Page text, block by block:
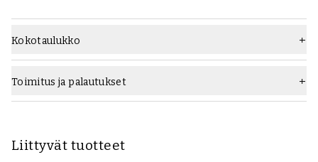
Kokotaulukko
Toimitus ja palautukset
Liittyvät tuotteet